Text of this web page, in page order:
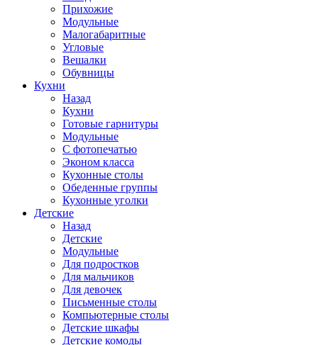
Прихожие
Модульные
Малогабаритные
Угловые
Вешалки
Обувницы
Кухни
Назад
Кухни
Готовые гарнитуры
Модульные
С фотопечатью
Эконом класса
Кухонные столы
Обеденные группы
Кухонные уголки
Детские
Назад
Детские
Модульные
Для подростков
Для мальчиков
Для девочек
Письменные столы
Компьютерные столы
Детские шкафы
Детские комоды